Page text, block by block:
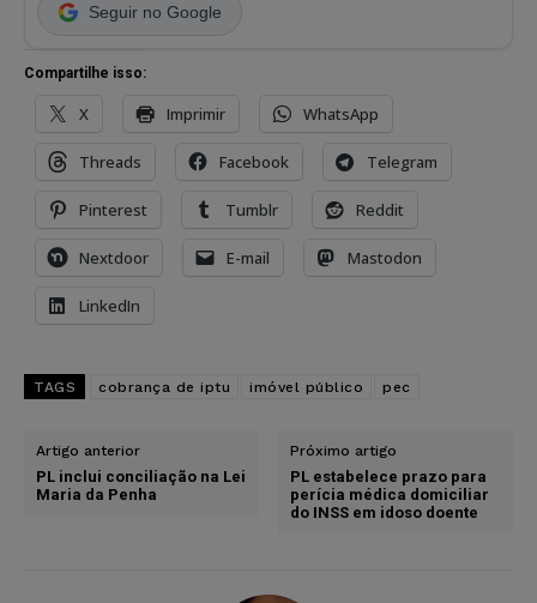
Seguir no Google
Compartilhe isso:
X Imprimir WhatsApp
Threads Facebook Telegram
Pinterest Tumblr Reddit
Nextdoor E-mail Mastodon
LinkedIn
TAGS cobrança de iptu imóvel público pec
Artigo anterior
PL inclui conciliação na Lei
Maria da Penha
Próximo artigo
PL estabelece prazo para
perícia médica domiciliar
do INSS em idoso doente